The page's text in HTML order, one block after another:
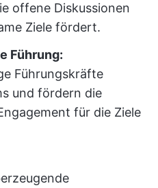
offene Diskussionen
Ziele fördert.
Führung:
Führungskräfte
und fördern die
für die Ziele